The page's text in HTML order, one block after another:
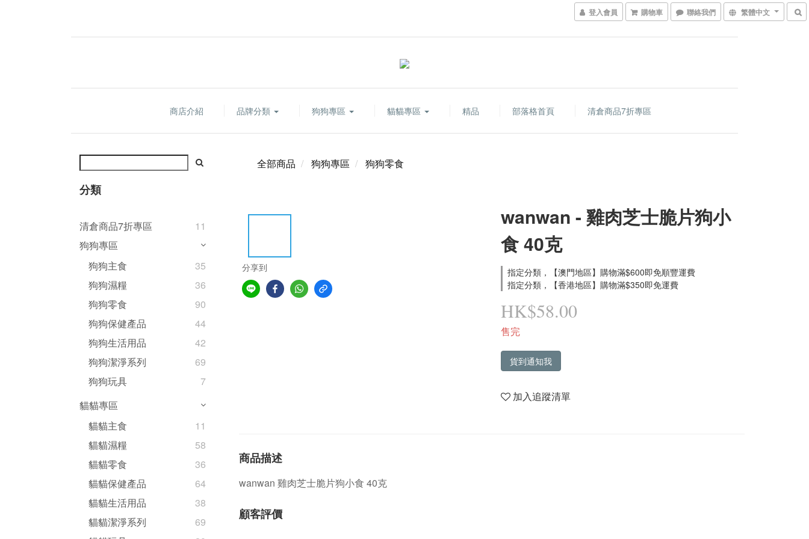
登入會員 購物車 聯絡我們 繁體中文
商店介紹 品牌分類 狗狗專區 貓貓專區 精品 部落格首頁 清倉商品7折專區
分類
清倉商品7折專區
11
狗狗專區
狗狗主食
35
狗狗濕糧
36
狗狗零食
90
狗狗保健產品
44
狗狗生活用品
42
狗狗潔淨系列
69
狗狗玩具
7
貓貓專區
貓貓主食
11
貓貓濕糧
58
貓貓零食
36
貓貓保健產品
64
貓貓生活用品
38
貓貓潔淨系列
69
全部商品 狗狗專區 狗狗零食
分享到
wanwan - 雞肉芝士脆片狗小
食 40克
指定分類，【澳門地區】購物滿$600即免順豐運費
指定分類，【香港地區】購物滿$350即免運費
HK$58.00
售完
貨到通知我
加入追蹤清單
商品描述
wanwan 雞肉芝士脆片狗小食 40克
顧客評價